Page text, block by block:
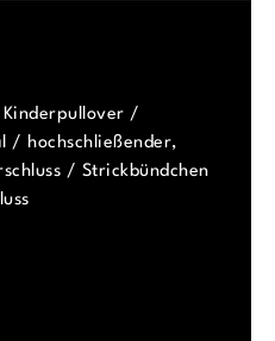
/
/ hochschließender,
/ Strickbündchen